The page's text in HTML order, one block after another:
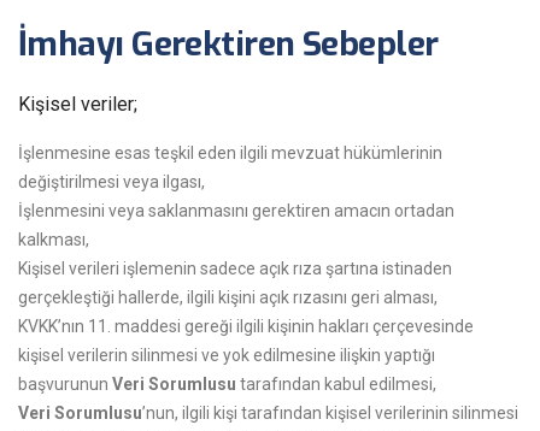
İmhayı Gerektiren Sebepler
Kişisel veriler;
İşlenmesine esas teşkil eden ilgili mevzuat hükümlerinin
değiştirilmesi veya ilgası,
İşlenmesini veya saklanmasını gerektiren amacın ortadan
kalkması,
Kişisel verileri işlemenin sadece açık rıza şartına istinaden
gerçekleştiği hallerde, ilgili kişini açık rızasını geri alması,
KVKK’nın 11. maddesi gereği ilgili kişinin hakları çerçevesinde
kişisel verilerin silinmesi ve yok edilmesine ilişkin yaptığı
başvurunun Veri Sorumlusu tarafından kabul edilmesi,
Veri Sorumlusu’nun, ilgili kişi tarafından kişisel verilerinin silinmesi